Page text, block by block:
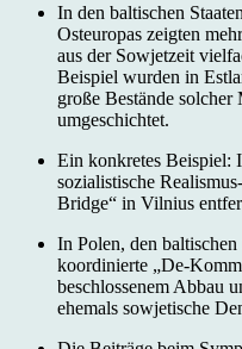
In den baltischen
Osteuropas zeigten
aus der Sowjetzeit
Beispiel wurden in
große Bestände solcher
umgeschichtet.
Ein konkretes Beispiel:
sozialistische
Bridge“ in Vilnius
In Polen, den
koordinierte „De-
beschlossenem Abbau
ehemals sowjetische